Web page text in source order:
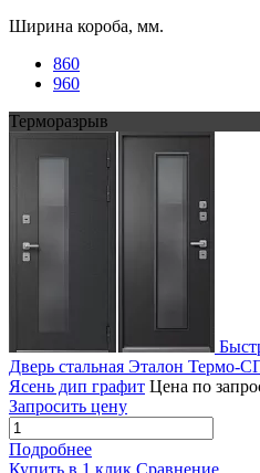
Ширина короба, мм.
860
960
Терморазрыв
Дверь стальная Эталон Термо-
Ясень дип графит Цена по
Запросить цену
Подробнее